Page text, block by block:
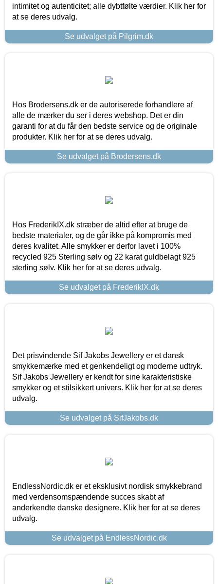
intimitet og autenticitet; alle dybtfølte værdier. Klik her for
at se deres udvalg.
Se udvalget på Pilgrim.dk
Hos Brodersens.dk er de autoriserede forhandlere af
alle de mærker du ser i deres webshop. Det er din
garanti for at du får den bedste service og de originale
produkter. Klik her for at se deres udvalg.
Se udvalget på Brodersens.dk
Hos FrederikIX.dk stræber de altid efter at bruge de
bedste materialer, og de går ikke på kompromis med
deres kvalitet. Alle smykker er derfor lavet i 100%
recycled 925 Sterling sølv og 22 karat guldbelagt 925
sterling sølv. Klik her for at se deres udvalg.
Se udvalget på FrederikIX.dk
Det prisvindende Sif Jakobs Jewellery er et dansk
smykkemærke med et genkendeligt og moderne udtryk.
Sif Jakobs Jewellery er kendt for sine karakteristiske
smykker og et stilsikkert univers. Klik her for at se deres
udvalg.
Se udvalget på SifJakobs.dk
EndlessNordic.dk er et eksklusivt nordisk smykkebrand
med verdensomspændende succes skabt af
anderkendte danske designere. Klik her for at se deres
udvalg.
Se udvalget på EndlessNordic.dk